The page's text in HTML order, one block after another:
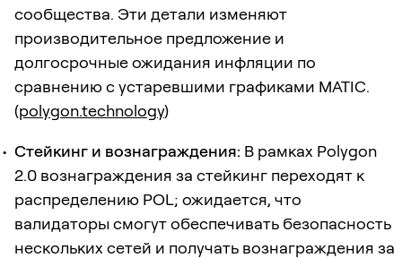
сообщества. Эти детали изменяют
производительное предложение и
долгосрочные ожидания инфляции по
сравнению с устаревшими графиками MATIC.
(polygon.technology)
Стейкинг и вознаграждения: В рамках Polygon
2.0 вознаграждения за стейкинг переходят к
распределению POL; ожидается, что
валидаторы смогут обеспечивать безопасность
нескольких сетей и получать вознаграждения за